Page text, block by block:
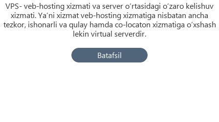
VPS- veb-hosting xizmati va server o’rtasidagi o’zaro kelishuv
xizmati. Ya’ni xizmat veb-hosting xizmatiga nisbatan ancha
tezkor, ishonarli va qulay hamda co-locaton xizmatiga o’xshash
lekin virtual serverdir.
Batafsil